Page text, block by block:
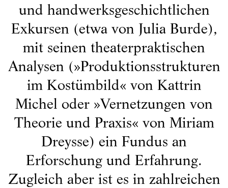
und handwerksgeschichtlichen
Exkursen (etwa von Julia Burde),
mit seinen theaterpraktischen
Analysen (»Produktionsstrukturen
im Kostümbild« von Kattrin
Michel oder »Vernetzungen von
Theorie und Praxis« von Miriam
Dreysse) ein Fundus an
Erforschung und Erfahrung.
Zugleich aber ist es in zahlreichen